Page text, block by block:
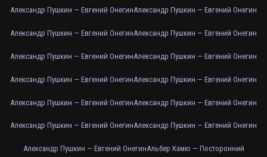
Александр Пушкин — Евгений ОнегинАлександр Пушкин — Евгений Онегин
Александр Пушкин — Евгений ОнегинАлександр Пушкин — Евгений Онегин
Александр Пушкин — Евгений ОнегинАлександр Пушкин — Евгений Онегин
Александр Пушкин — Евгений ОнегинАлександр Пушкин — Евгений Онегин
Александр Пушкин — Евгений ОнегинАлександр Пушкин — Евгений Онегин
Александр Пушкин — Евгений ОнегинАлександр Пушкин — Евгений Онегин
Александр Пушкин — Евгений ОнегинАльбер Камю — Посторонний